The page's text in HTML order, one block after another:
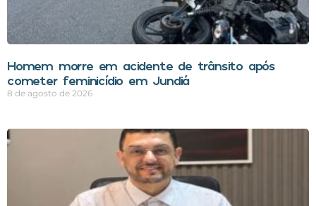
Homem morre em acidente de trânsito após
cometer feminicídio em Jundiá
8 de agosto de 2026